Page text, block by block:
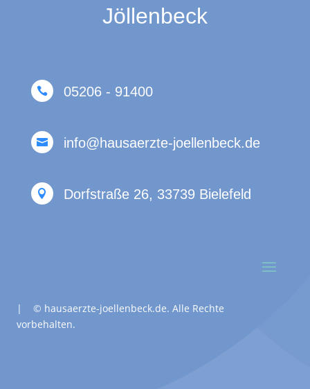
Jöllenbeck
 05206 - 91400
 info@hausaerzte-joellenbeck.de
 Dorfstraße 26, 33739 Bielefeld
| © hausaerzte-joellenbeck.de. Alle Rechte
vorbehalten.